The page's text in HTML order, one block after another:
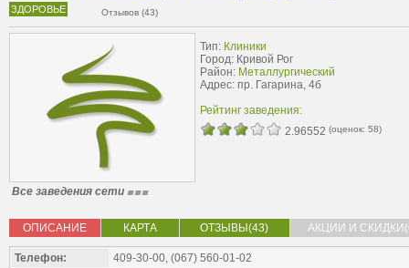
ЗДОРОВЬЕ Отзывов (43)
Тип: Клиники
Город: Кривой Рог
Район: Металлургический
Адрес: пр. Гагарина, 4б
Рейтинг заведения:
2.96552 (оценок: 58)
Все заведения сети
ОПИСАНИЕ КАРТА ОТЗЫВЫ(43) АКЦИИ И
Телефон: 409-30-00, (067) 560-01-02